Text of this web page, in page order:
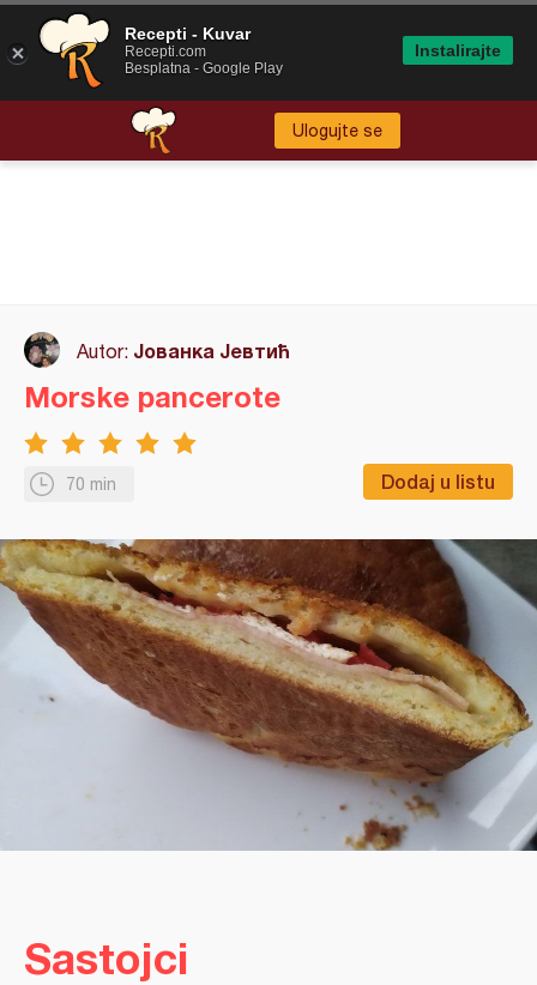
Ulogujte se
Autor: Јованка Јевтић
70 min Dodaj u listu
Morske pancerote
Sastojci
Recepti - Kuvar
Recepti.com
Besplatna - Google Play
Instalirajte